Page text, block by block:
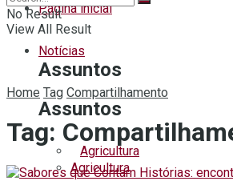
Assuntos
Agricultura
Página inicial
Notícias
Assuntos
Agricultura
No Result
View All Result
Home Tag Compartilhamento
Tag: